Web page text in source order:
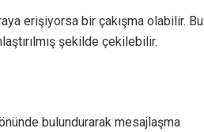
erişiyorsa bir çakışma olabilir. Bu
şekilde çekilebilir.
bulundurarak mesajlaşma